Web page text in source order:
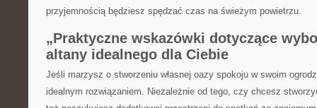
przyjemnością będziesz spędzać czas na świeżym‍ powietrzu.
„Praktyczne wskazówki‍ dotyczące
altany idealnego dla Ciebie
Jeśli‍ marzysz o stworzeniu ‌własnej oazy spokoju w swoim
idealnym⁣ rozwiązaniem. Niezależnie od tego, czy chcesz